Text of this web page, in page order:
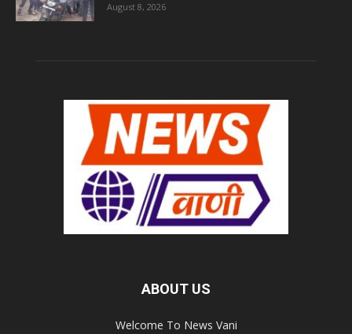
August 8, 2026
ABOUT US
Welcome To News Vani